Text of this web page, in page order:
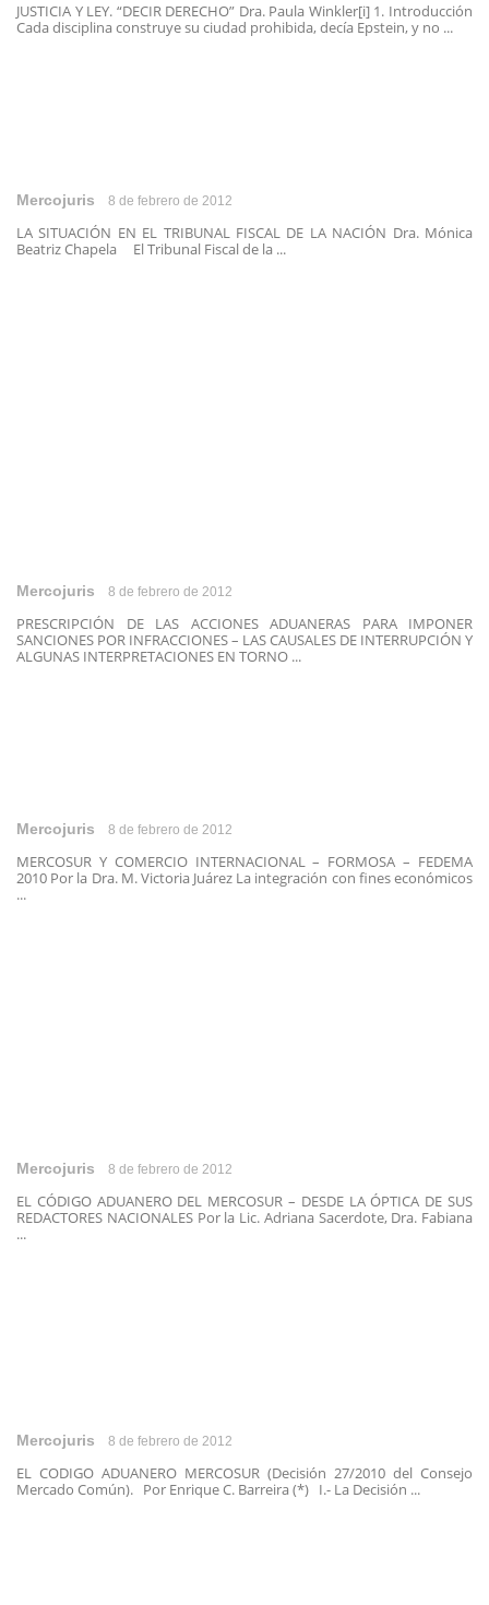
JUSTICIA Y LEY. “DECIR DERECHO” Dra. Paula Winkler[i] 1. Introducción
Cada disciplina construye su ciudad prohibida, decía Epstein, y no ...
Mercojuris 8 de febrero de 2012
LA SITUACIÓN EN EL TRIBUNAL FISCAL DE LA NACIÓN Dra. Mónica
Beatriz Chapela El Tribunal Fiscal de la ...
Mercojuris 8 de febrero de 2012
PRESCRIPCIÓN DE LAS ACCIONES ADUANERAS PARA IMPONER
SANCIONES POR INFRACCIONES – LAS CAUSALES DE INTERRUPCIÓN Y
ALGUNAS INTERPRETACIONES EN TORNO ...
Mercojuris 8 de febrero de 2012
MERCOSUR Y COMERCIO INTERNACIONAL – FORMOSA – FEDEMA
2010 Por la Dra. M. Victoria Juárez La integración con fines económicos
...
Mercojuris 8 de febrero de 2012
EL CÓDIGO ADUANERO DEL MERCOSUR – DESDE LA ÓPTICA DE SUS
REDACTORES NACIONALES Por la Lic. Adriana Sacerdote, Dra. Fabiana
...
Mercojuris 8 de febrero de 2012
EL CODIGO ADUANERO MERCOSUR (Decisión 27/2010 del Consejo
Mercado Común). Por Enrique C. Barreira (*) I.- La Decisión ...